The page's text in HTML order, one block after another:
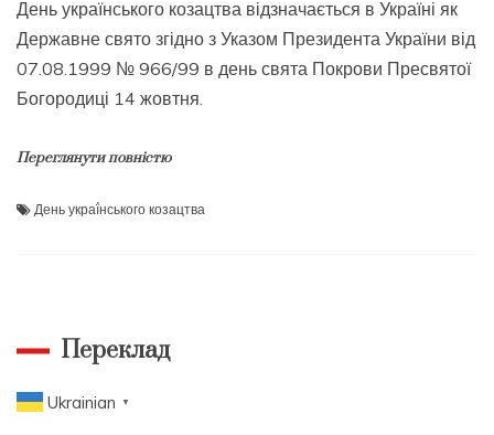
День українського козацтва відзначається в Україні як
Державне свято згідно з Указом Президента України від
07.08.1999 № 966/99 в день свята Покрови Пресвятої
Богородиці 14 жовтня.
Переглянути повністю
День украї́нського козацтва
Переклад
Ukrainian ▼